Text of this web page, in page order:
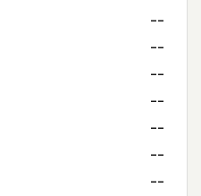
--
--
--
--
--
--
--